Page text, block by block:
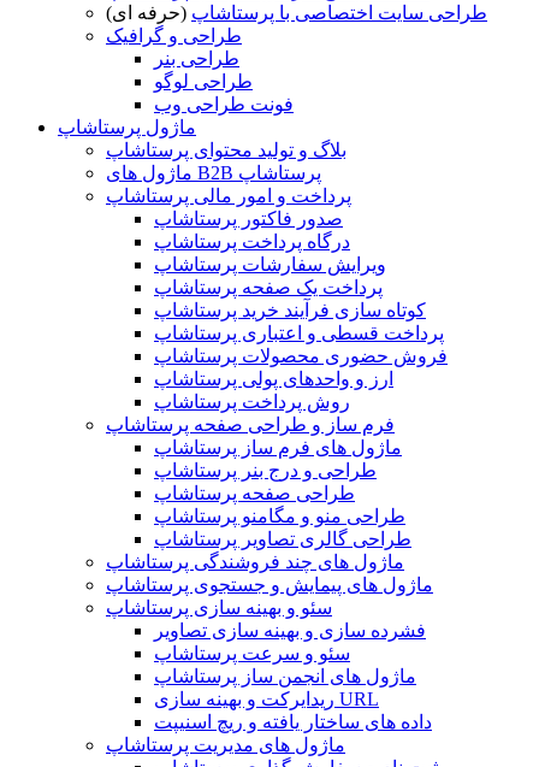
طراحی سایت اختصاصی با پرستاشاپ (حرفه ای)
طراحی و گرافیک
طراحی بنر
طراحی لوگو
فونت طراحی وب
ماژول پرستاشاپ
بلاگ و تولید محتوای پرستاشاپ
ماژول های B2B پرستاشاپ
پرداخت و امور مالی پرستاشاپ
صدور فاکتور پرستاشاپ
درگاه پرداخت پرستاشاپ
ویرایش سفارشات پرستاشاپ
پرداخت یک صفحه پرستاشاپ
کوتاه سازی فرآیند خرید پرستاشاپ
پرداخت قسطی و اعتباری پرستاشاپ
فروش حضوری محصولات پرستاشاپ
ارز و واحدهای پولی پرستاشاپ
روش پرداخت پرستاشاپ
فرم ساز و طراحی صفحه پرستاشاپ
ماژول های فرم ساز پرستاشاپ
طراحی و درج بنر پرستاشاپ
طراحی صفحه پرستاشاپ
طراحی منو و مگامنو پرستاشاپ
طراحی گالری تصاویر پرستاشاپ
ماژول های چند فروشندگی پرستاشاپ
ماژول های پیمایش و جستجوی پرستاشاپ
سئو و بهینه سازی پرستاشاپ
فشرده سازی و بهینه سازی تصاویر
سئو و سرعت پرستاشاپ
ماژول های انجمن ساز پرستاشاپ
ریدایرکت و بهینه سازی URL
داده های ساختار یافته و ریچ اسنیپت
ماژول های مدیریت پرستاشاپ